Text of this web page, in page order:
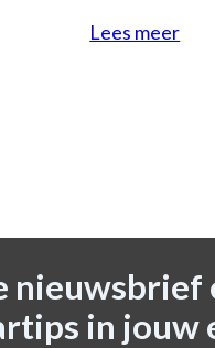
Lees meer
nieuwsbrief
in jouw